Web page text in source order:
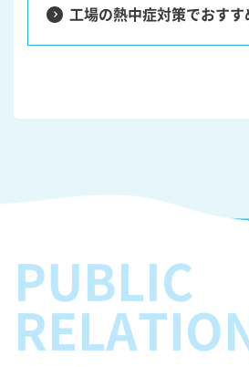
工場の熱中症対策でおす
PUBLIC